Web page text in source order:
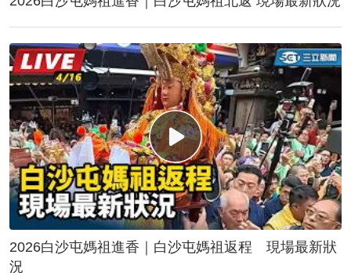
2026白沙屯媽祖進香｜白沙屯媽祖返程 現場最新狀
況